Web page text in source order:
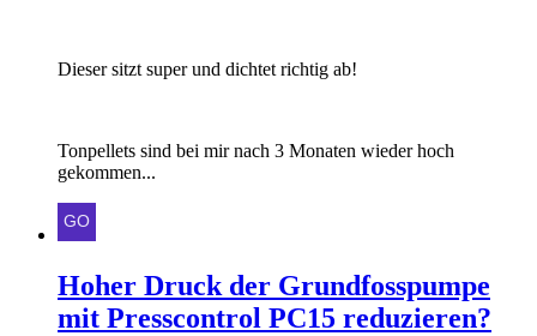
Dieser sitzt super und dichtet richtig ab!
Tonpellets sind bei mir nach 3 Monaten wieder hoch
gekommen...
Hoher Druck der Grundfosspumpe
mit Presscontrol PC15 reduzieren?